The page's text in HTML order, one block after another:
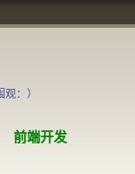
：）
前端开发